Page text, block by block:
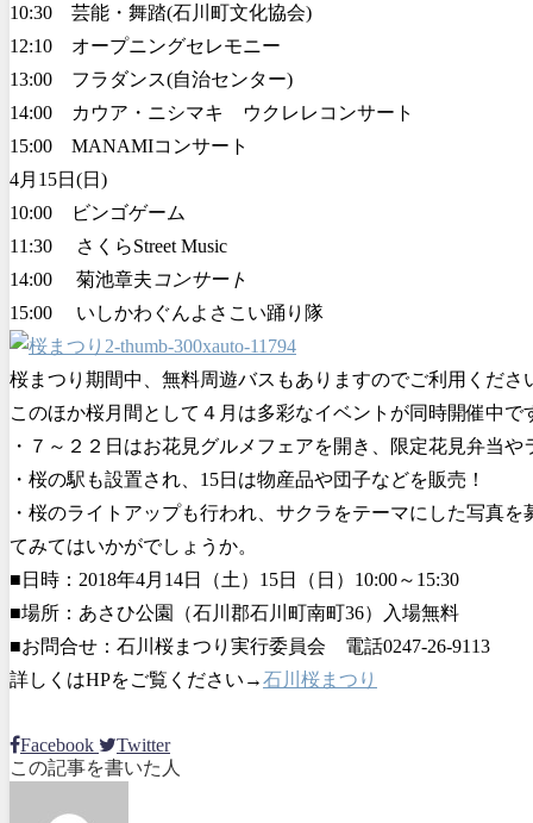
10:30 芸能・舞踏(石川町文化協会)
12:10 オープニングセレモニー
13:00 フラダンス(自治センター)
14:00 カウア・ニシマキ ウクレレコンサート
15:00 MANAMIコンサート
4月15日(日)
10:00 ビンゴゲーム
11:30 さくらStreet Music
14:00 菊池章夫コンサート
15:00 いしかわぐんよさこい踊り隊
桜まつり期間中、無料周遊バスもありますのでご利用くださ
このほか桜月間として４月は多彩なイベントが同時開催中で
・７～２２日はお花見グルメフェアを開き、限定花見弁当
・桜の駅も設置され、15日は物産品や団子などを販売！
・桜のライトアップも行われ、サクラをテーマにした写真
てみてはいかがでしょうか。
■日時：2018年4月14日（土）15日（日）10:00～15:30
■場所：あさひ公園（石川郡石川町南町36）入場無料
■お問合せ：石川桜まつり実行委員会 電話0247-26-9113
詳しくはHPをご覧ください→石川桜まつり
Facebook
Twitter
この記事を書いた人